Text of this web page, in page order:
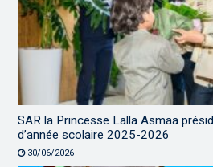
SAR la Princesse Lalla Asmaa
d’année scolaire 2025-2026
30/06/2026